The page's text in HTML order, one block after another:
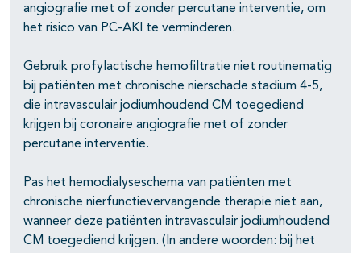
open- en dichtklappen
open- en dichtklappen
open- en dichtklappen
angiografie met of zonder percutane interventie, om
het risico van PC-AKI te verminderen.
Gebruik profylactische hemofiltratie niet routinematig
bij patiënten met chronische nierschade stadium 4-5,
die intravasculair jodiumhoudend CM toegediend
krijgen bij coronaire angiografie met of zonder
percutane interventie.
Pas het hemodialyseschema van patiënten met
chronische nierfunctievervangende therapie niet aan,
wanneer deze patiënten intravasculair jodiumhoudend
CM toegediend krijgen. (In andere woorden: bij het